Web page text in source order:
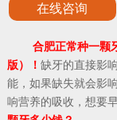
在线咨询
合肥正常种一颗
版）！ 缺牙的直接影
能，如果缺失就会影
响营养的吸收，想要